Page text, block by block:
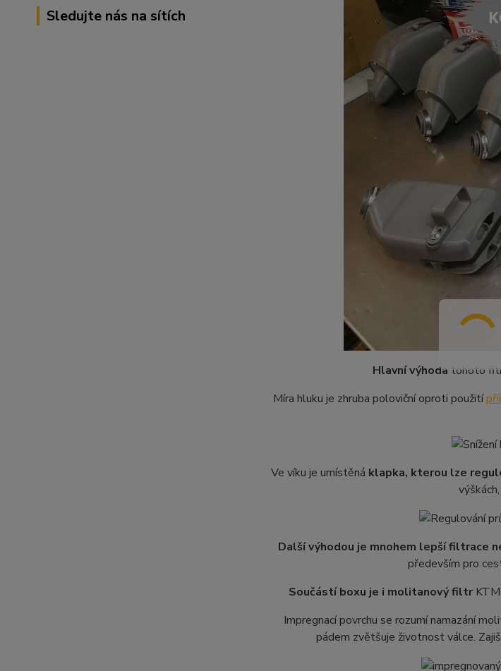
Sledujte nás na sítích
Hlavní výhoda tohoto
Míra hluku je zhruba poloviční oproti použití
Ve víku je umístěná klapka, kterou lze
Další výhodou je mnohem lepší filtrace
především pro
Součástí boxu je i molitanový filtrKTM
Impregnací povrchu se rozumí namazání
pádem zvětšuje životnost válce.